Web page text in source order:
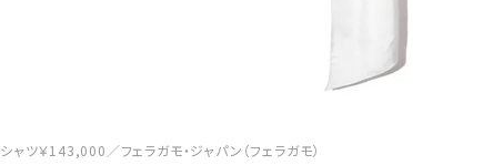
シャツ￥143,000／フェラガモ・ジャパン（フェラガモ）